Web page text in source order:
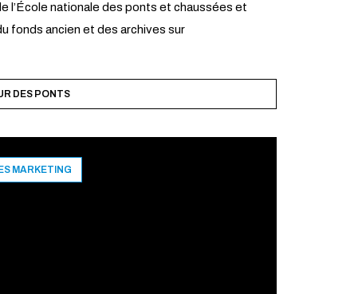
l’École nationale des ponts et chaussées et
fonds ancien et des archives sur
DES PONTS
MARKETING